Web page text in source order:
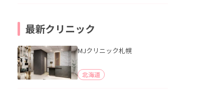
最新クリニック
MJクリニック札幌
北海道